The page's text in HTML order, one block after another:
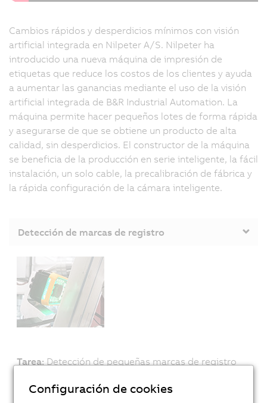
Cambios rápidos y desperdicios mínimos con visión
artificial integrada en Nilpeter A/S. Nilpeter ha
introducido una nueva máquina de impresión de
etiquetas que reduce los costos de los clientes y ayuda
a aumentar las ganancias mediante el uso de la visión
artificial integrada de B&R Industrial Automation. La
máquina permite hacer pequeños lotes de forma rápida
y asegurarse de que se obtiene un producto de alta
calidad, sin desperdicios. El constructor de la máquina
se beneficia de la producción en serie inteligente, la fácil
instalación, un solo cable, la precalibración de fábrica y
la rápida configuración de la cámara inteligente.
Detección de marcas de registro
Tarea: Detección de pequeñas marcas de registro
Datos técnicos:Exposición de 13 μs Muchos colores
Configuración de cookies